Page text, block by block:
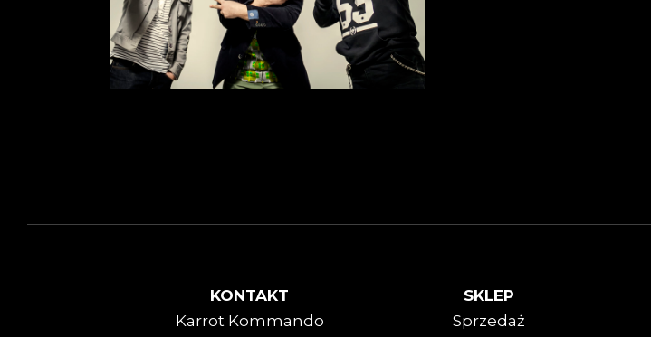
KONTAKT
Karrot Kommando
SKLEP
Sprzedaż